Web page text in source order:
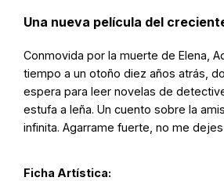
Una nueva película del
Conmovida por la muerte de Elena,
tiempo a un otoño diez años atrás,
espera para leer novelas de
estufa a leña. Un cuento sobre la
infinita. Agarrame fuerte, no me
Ficha Artística: